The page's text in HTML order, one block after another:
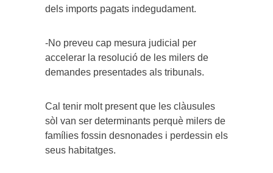
dels imports pagats indegudament.
-No preveu cap mesura judicial per
accelerar la resolució de les milers de
demandes presentades als tribunals.
Cal tenir molt present que les clàusules
sòl van ser determinants perquè milers de
famílies fossin desnonades i perdessin els
seus habitatges.